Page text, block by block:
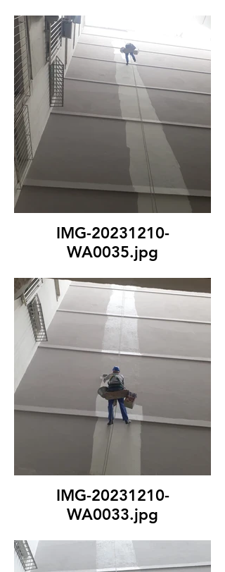
IMG-20231210-
WA0035.jpg
IMG-20231210-
WA0033.jpg